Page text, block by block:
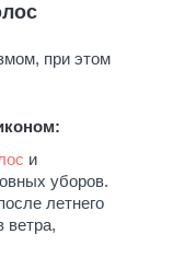
при этом
и
уборов.
летнего
ветра,